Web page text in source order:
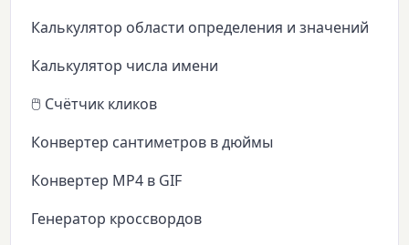
Калькулятор области определения и значений
Калькулятор числа имени
🖱️ Счётчик кликов
Конвертер сантиметров в дюймы
Конвертер MP4 в GIF
Генератор кроссвордов